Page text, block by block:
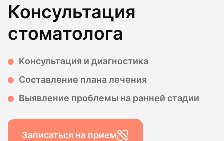
Консультация
стоматолога
Консультация и диагностика
Составление плана лечения
Выявление проблемы на ранней стадии
Записаться на прием